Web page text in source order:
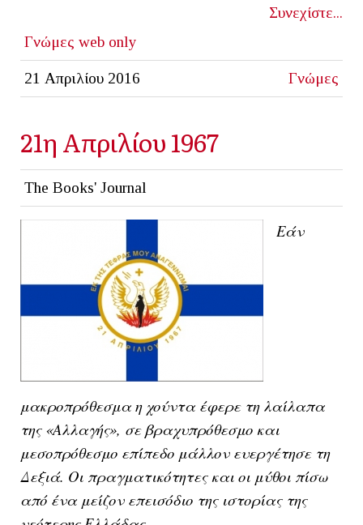
Συνεχίστε...
Γνώμες web only
21 Απριλίου 2016 Γνώμες
21η Απριλίου 1967
The Books' Journal
Εάν
μακροπρόθεσμα η χούντα έφερε τη λαίλαπα
της «Αλλαγής», σε βραχυπρόθεσμο και
μεσοπρόθεσμο επίπεδο μάλλον ευεργέτησε τη
Δεξιά. Οι πραγματικότητες και οι μύθοι πίσω
από ένα μείζον επεισόδιο της ιστορίας της